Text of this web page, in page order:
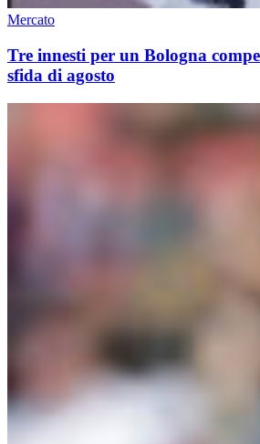
Mercato
Tre innesti per un Bologna
sfida di agosto